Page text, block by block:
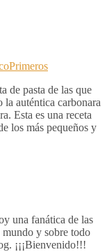
Primeros
de pasta de las que
la auténtica carbonara
Esta es una receta
los más pequeños y
una fanática de las
mundo y sobre todo
¡¡¡Bienvenido!!!